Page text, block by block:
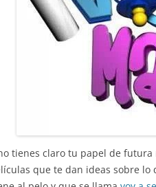
tienes claro tu papel de
que te dan ideas sobre